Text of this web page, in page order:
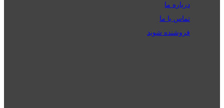
درباره ما
تماس با ما
فروشنده شوید